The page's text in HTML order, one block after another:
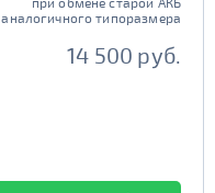
аналогичного типоразмера
14 500 руб.